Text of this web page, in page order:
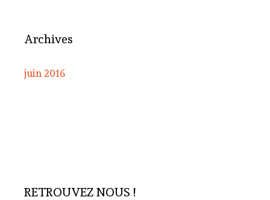
Archives
juin 2016
RETROUVEZ NOUS !